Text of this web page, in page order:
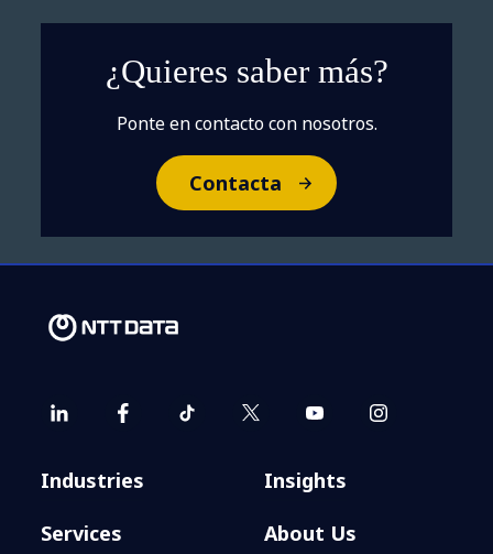
¿Quieres saber más?
Ponte en contacto con nosotros.
Contacta
Industries
Services
Insights
About Us